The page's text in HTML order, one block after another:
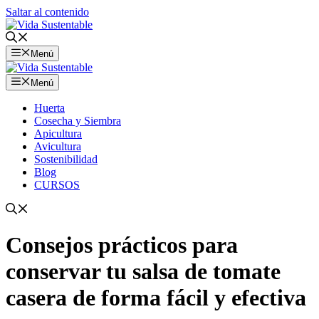
Saltar al contenido
Menú
Menú
Huerta
Cosecha y Siembra
Apicultura
Avicultura
Sostenibilidad
Blog
CURSOS
Consejos prácticos para
conservar tu salsa de tomate
casera de forma fácil y efectiva